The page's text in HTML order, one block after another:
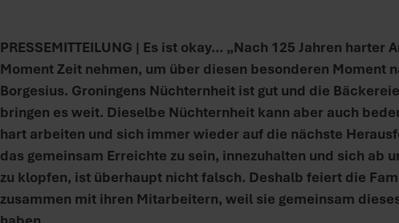
PRESSEMITTEILUNG | Es ist okay... „Nach 125 Jahren
Moment Zeit nehmen, um über diesen besonderen Moment
Borgesius. Groningens Nüchternheit ist gut und die
bringen es weit. Dieselbe Nüchternheit kann aber auch
hart arbeiten und sich immer wieder auf die nächste
das gemeinsam Erreichte zu sein, innezuhalten und sich ab
zu klopfen, ist überhaupt nicht falsch. Deshalb feiert die
zusammen mit ihren Mitarbeitern, weil sie gemeinsam